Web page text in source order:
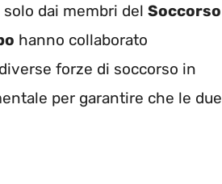
dai membri del Soccorso
hanno collaborato
forze di soccorso in
per garantire che le due